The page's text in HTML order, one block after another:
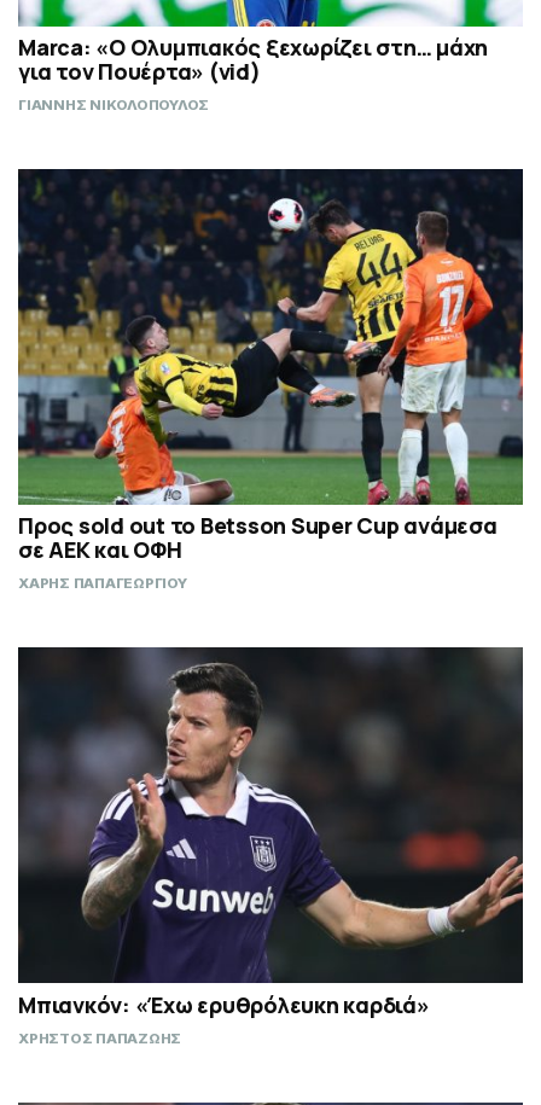
Marca: «Ο Ολυμπιακός ξεχωρίζει στη… μάχη
για τον Πουέρτα» (vid)
ΓΙΑΝΝΗΣ ΝΙΚΟΛΟΠΟΥΛΟΣ
Προς sold out το Betsson Super Cup ανάμεσα
σε ΑΕΚ και ΟΦΗ
ΧΑΡΗΣ ΠΑΠΑΓΕΩΡΓΙΟΥ
Μπιανκόν: «Έχω ερυθρόλευκη καρδιά»
ΧΡΗΣΤΟΣ ΠΑΠΑΖΩΗΣ